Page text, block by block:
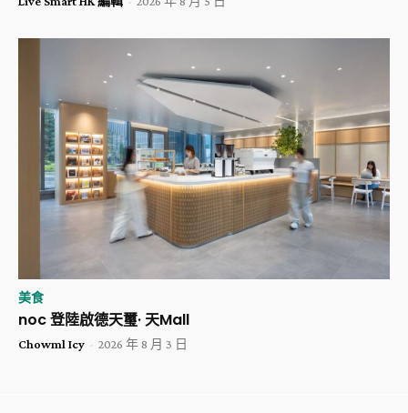
美食
noc 登陸啟德天璽· 天Mall
Chowml Icy - 2026 年 8 月 3 日